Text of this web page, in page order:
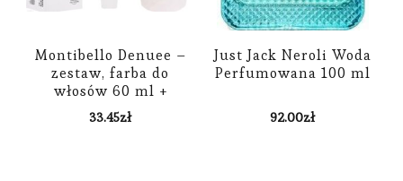
Montibello Denuee –
zestaw, farba do
włosów 60 ml +
oksydant 90 ml 7,13 ,
Popielato-Złoty Blond
33.45zł
Just Jack Neroli Woda
Perfumowana 100 ml
92.00zł